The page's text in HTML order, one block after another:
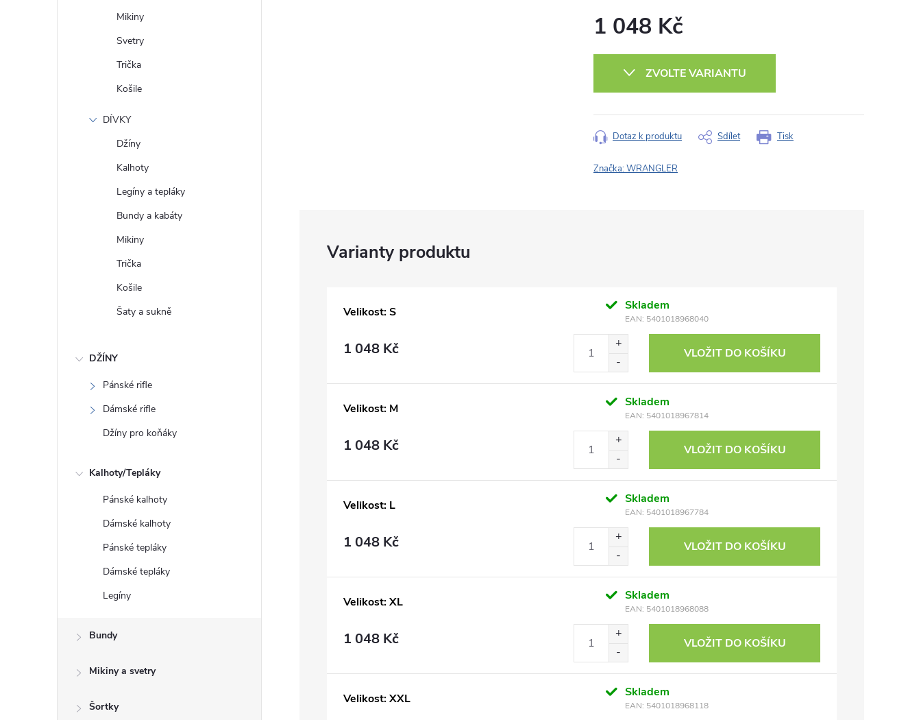
Mikiny
Svetry
Trička
Košile
DÍVKY
Džíny
Kalhoty
Legíny a tepláky
Bundy a kabáty
Mikiny
Trička
Košile
Šaty a sukně
DŽÍNY
Pánské rifle
Dámské rifle
Džíny pro koňáky
Kalhoty/Tepláky
Pánské kalhoty
Dámské kalhoty
Pánské tepláky
Dámské tepláky
Legíny
Bundy
Mikiny a svetry
Šortky
1 048 Kč
ZVOLTE VARIANTU
Tisk
Dotaz k produktu Sdílet
Značka:WRANGLER
Velikost: S Skladem
EAN: 5401018968040
1 048 Kč VLOŽIT DO KOŠÍKU
Velikost: M Skladem
EAN: 5401018967814
1 048 Kč VLOŽIT DO KOŠÍKU
Velikost: L Skladem
EAN: 5401018967784
1 048 Kč VLOŽIT DO KOŠÍKU
Velikost: XL Skladem
EAN: 5401018968088
1 048 Kč VLOŽIT DO KOŠÍKU
Velikost: XXL Skladem
EAN: 5401018968118